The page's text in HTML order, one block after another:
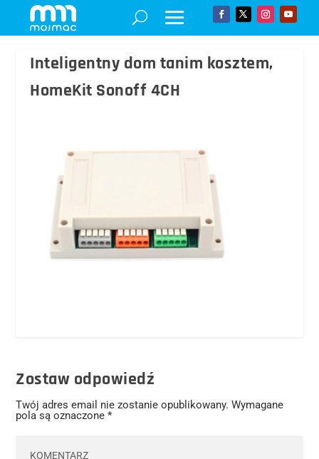
Inteligentny dom tanim kosztem,
HomeKit Sonoff 4CH
Zostaw odpowiedź
Twój adres email nie zostanie opublikowany. Wymagane
pola są oznaczone*